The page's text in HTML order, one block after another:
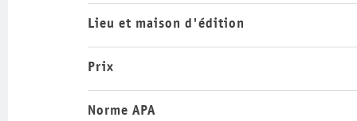
Lieu et maison d'édition
Prix
Norme APA